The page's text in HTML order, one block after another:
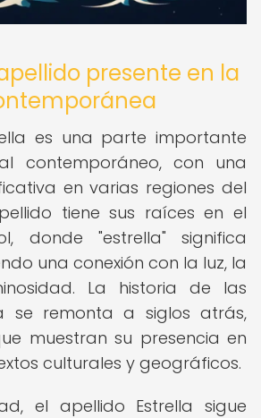
presente en la
es una parte importante
contemporáneo, con una
en varias regiones del
tiene sus raíces en el
donde "estrella" significa
una conexión con la luz, la
La historia de las
se remonta a siglos atrás,
muestran su presencia en
culturales y geográficos.
el apellido Estrella sigue